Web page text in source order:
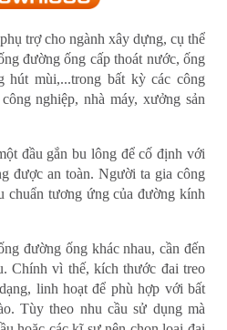
trợ cho ngành xây dựng, cụ thể
đường ống cấp thoát nước, ống
hút mùi,...trong bất kỳ các công
nghiệp, nhà máy, xưởng sản
đầu gắn bu lông để cố định với
được an toàn. Người ta gia công
chuẩn tương ứng của đường kính
đường ống khác nhau, cần đến
Chính vì thế, kích thước đai treo
linh hoạt để phù hợp với bất
Tùy theo nhu cầu sử dụng mà